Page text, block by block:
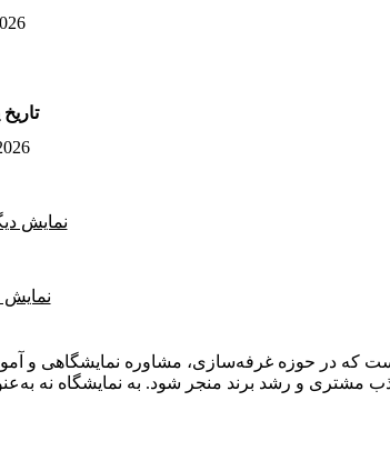
نمایش
نمایش
که در حوزه غرفه‌سازی، مشاوره نمایشگاهی و
مشتری و رشد برند منجر شود. به نمایشگاه نه